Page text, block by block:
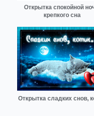
Открытка спокойной
крепкого сна
Открытка сладких снов,